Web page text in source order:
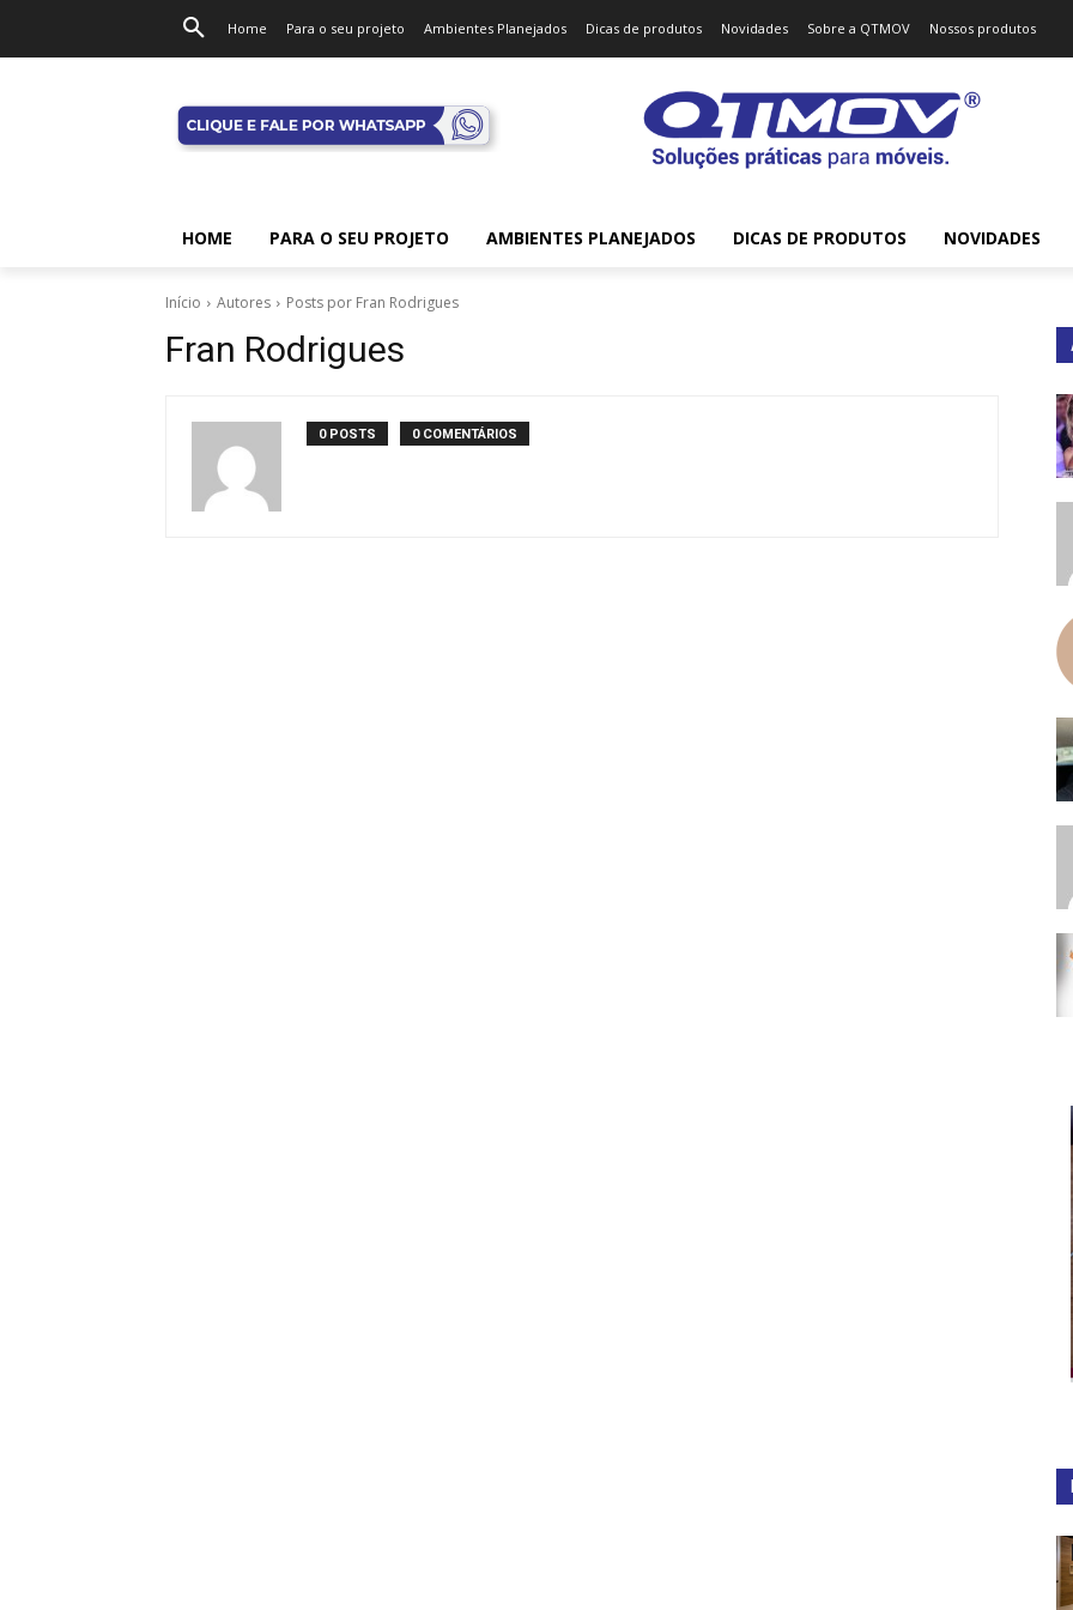
Home Para o seu projeto Ambientes Planejados Dicas de produtos Novidades Sobre a QTMOV Nossos produtos
HOME PARA O SEU PROJETO AMBIENTES PLANEJADOS DICAS DE PRODUTOS NOVIDADES
Início Autores Posts por Fran Rodrigues
Fran Rodrigues
0 POSTS 0 COMENTÁRIOS